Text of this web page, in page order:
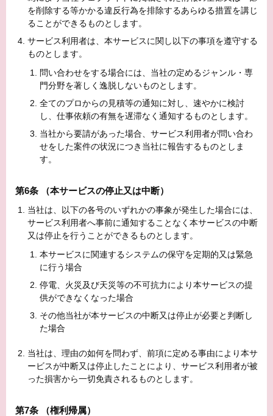
を削除する等かかる違反行為を排除するあらゆる措置を講じ
ることができるものとします。
サービス利用者は、本サービスに関し以下の事項を遵守する
ものとします。
問い合わせをする場合には、当社の定めるジャンル・専
門分野を著しく逸脱しないものとします。
全てのプロからの見積等の通知に対し、速やかに検討
し、仕事依頼の有無を遅滞なく通知するものとします。
当社から要請があった場合、サービス利用者が問い合わ
せをした案件の状況につき当社に報告するものとしま
す。
第6条 （本サービスの停止又は中断）
当社は、以下の各号のいずれかの事象が発生した場合には、
サービス利用者へ事前に通知することなく本サービスの中断
又は停止を行うことができるものとします。
本サービスに関連するシステムの保守を定期的又は緊急
に行う場合
停電、火災及び天災等の不可抗力により本サービスの提
供ができなくなった場合
その他当社が本サービスの中断又は停止が必要と判断し
た場合
当社は、理由の如何を問わず、前項に定める事由により本サ
ービスが中断又は停止したことにより、サービス利用者が被
った損害から一切免責されるものとします。
第7条 （権利帰属）